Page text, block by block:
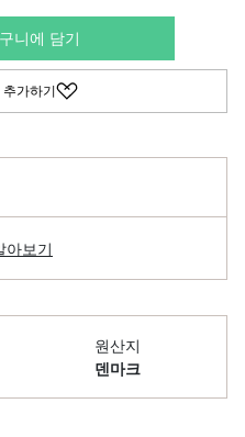
니에 담기
가하기
아보기
원산지
덴마크